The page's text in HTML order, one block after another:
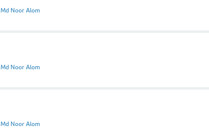
Md Noor Alom
Md Noor Alom
Md Noor Alom